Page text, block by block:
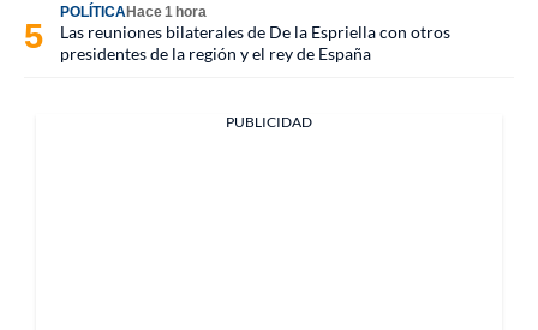
POLÍTICAHace 1 hora
Las reuniones bilaterales de De la Espriella con otros
presidentes de la región y el rey de España
PUBLICIDAD